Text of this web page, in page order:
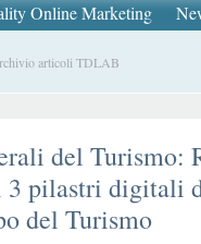
Online Marketing
articoli TDLAB
del Turismo:
3 pilastri digitali
del Turismo